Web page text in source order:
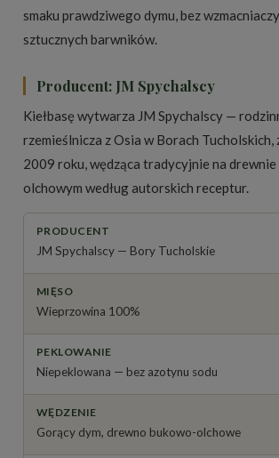
smaku prawdziwego dymu, bez
sztucznych barwników.
Producent: JM Spychalscy
Kiełbasę wytwarza JM Spychalscy —
rzemieślnicza z Osia w Borach Tucholskich,
2009 roku, wędząca tradycyjnie na
olchowym według autorskich receptur.
PRODUCENT
JM Spychalscy — Bory Tucholskie
MIĘSO
Wieprzowina 100%
PEKLOWANIE
Niepeklowana — bez azotynu sodu
WĘDZENIE
Gorący dym, drewno bukowo-olchowe